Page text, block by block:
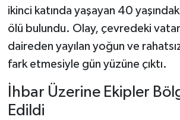
ikinci katında yaşayan 40
ölü bulundu. Olay, çevredeki
daireden yayılan yoğun ve
fark etmesiyle gün yüzüne çıktı.
İhbar Üzerine Ekipler
Edildi
Pınarbaşı Haberleri
Şenpazar Haberleri
Taşköprü Haberleri